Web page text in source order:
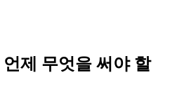
언제 무엇을 써야 할